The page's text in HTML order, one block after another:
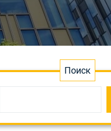
Поиск